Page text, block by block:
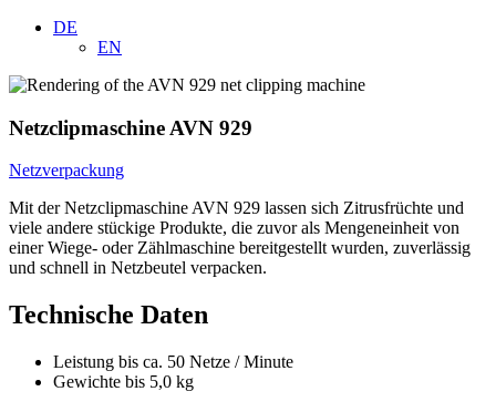
DE
EN
Netzclipmaschine AVN 929
Netzverpackung
Mit der Netzclipmaschine AVN 929 lassen sich Zitrusfrüchte und
viele andere stückige Produkte, die zuvor als Mengeneinheit von
einer Wiege- oder Zählmaschine bereitgestellt wurden, zuverlässig
und schnell in Netzbeutel verpacken.
Technische Daten
Leistung bis ca. 50 Netze / Minute
Gewichte bis 5,0 kg